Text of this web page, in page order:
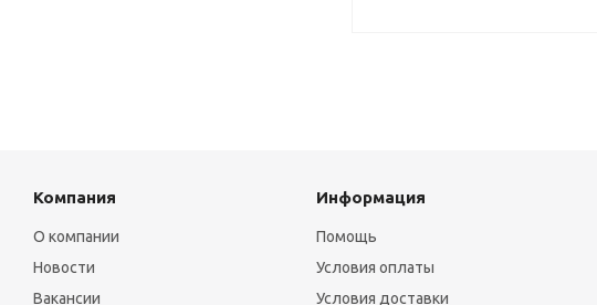
Компания
О компании
Новости
Вакансии
Информация
Помощь
Условия оплаты
Условия доставки